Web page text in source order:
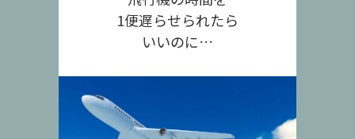
1便遅らせられたら
いいのに…